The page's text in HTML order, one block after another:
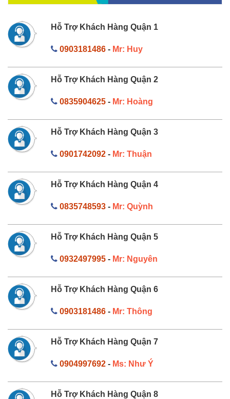
Hỗ Trợ Khách Hàng Quận 1
0903181486- Mr: Huy
Hỗ Trợ Khách Hàng Quận 2
0835904625- Mr: Hoàng
Hỗ Trợ Khách Hàng Quận 3
0901742092- Mr: Thuận
Hỗ Trợ Khách Hàng Quận 4
0835748593- Mr: Quỳnh
Hỗ Trợ Khách Hàng Quận 5
0932497995- Mr: Nguyên
Hỗ Trợ Khách Hàng Quận 6
0903181486- Mr: Thông
Hỗ Trợ Khách Hàng Quận 7
0904997692- Ms: Như Ý
Hỗ Trợ Khách Hàng Quận 8